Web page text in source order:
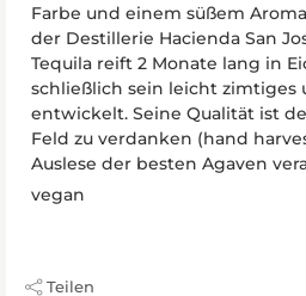
Farbe und einem süßem
der Destillerie Hacienda San
Tequila reift 2 Monate lang in
schließlich sein leicht zimtiges
entwickelt. Seine Qualität ist
Feld zu verdanken (hand
Auslese der besten Agaven
vegan
Teilen